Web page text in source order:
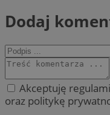
Dodaj
Akceptuję
oraz politykę